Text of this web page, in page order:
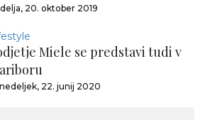
20. oktober 2019
Miele se predstavi tudi v
22. junij 2020